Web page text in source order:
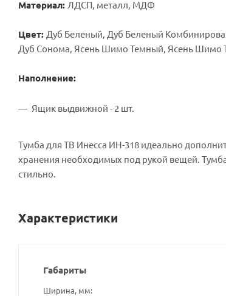
Материал: ЛДСП, металл, МДФ
Цвет: Дуб Беленый, Дуб Беленый
Дуб Сонома, Ясень Шимо Темный, Ясень Шимо
Наполнение:
Ящик выдвижной - 2 шт.
Тумба для ТВ Инесса ИН-318 идеально
хранения необходимых под рукой вещей.
стильно.
Характеристики
Габариты
Ширина, мм